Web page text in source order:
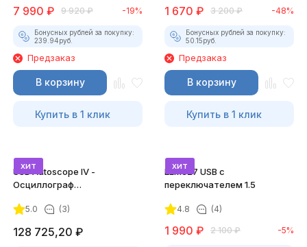
7 990 ₽ 9 920 ₽ -19%
Бонусных рублей за покупку:
239.94руб.
Предзаказ
В корзину
Купить в 1 клик
1 670 ₽ 3 200 ₽ -48%
Бонусных рублей за покупку:
50.15руб.
Предзаказ
В корзину
Купить в 1 клик
хит
USB Autoscope IV -
Осциллограф
комплект)
5.0 (3)
128 725,20 ₽
хит
ELM327 USB с
переключателем 1.5
4.8 (4)
1 990 ₽ 2 100 ₽ -5%